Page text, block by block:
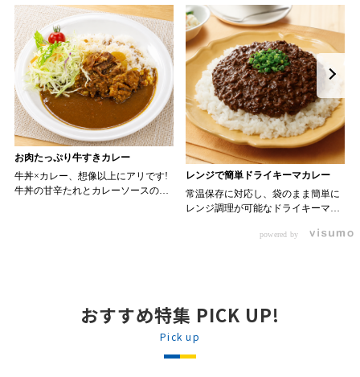
お肉たっぷり牛すきカレー
牛丼×カレー、想像以上にアリです!
牛丼の甘辛たれとカレーソースのス
丼の素を中央にのせます。 3. 手前
からカレーソースをかけ、サラダを
盛りつけます。 ※牛丼の素のたれを
レンジで簡単ドライキーマカレー
常温保存に対応し、袋のまま簡単に
レンジ調理が可能なドライキーマカ
オリジナルメニューにアレンジも可
powered by
おすすめ特集 PICK UP!
Pick up